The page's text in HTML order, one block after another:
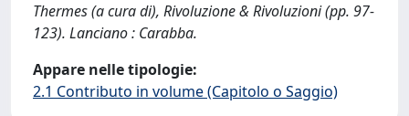
Thermes (a cura di), Rivoluzione & Rivoluzioni (pp. 97-
123). Lanciano : Carabba.
Appare nelle tipologie:
2.1 Contributo in volume (Capitolo o Saggio)